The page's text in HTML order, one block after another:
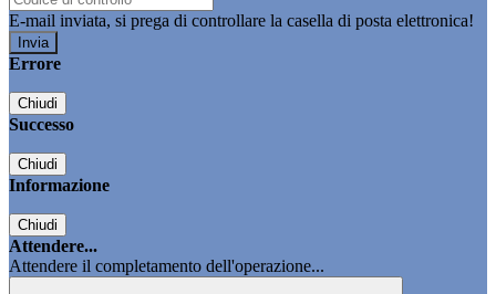
E-mail inviata, si prega di controllare la casella di posta elettronica!
Errore
Chiudi
Successo
Chiudi
Informazione
Chiudi
Attendere...
Attendere il completamento dell'operazione...